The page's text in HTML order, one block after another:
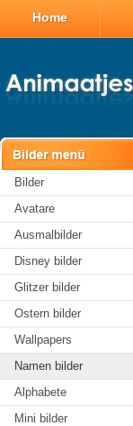
Home
Bilder
Avatare
Ausmalbilder
Disney bilder
Glitzer bilder
Ostern bilder
Wallpapers
Namen bilder
Alphabete
Mini bilder